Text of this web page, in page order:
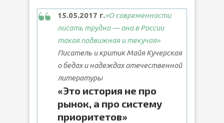
15.05.2017 г.«О современности
писать трудно — она в России
такая подвижная и текучая»
Писатель и критик Майя Кучерская
о бедах и надеждах отечественной
литературы
«Это история не про
рынок, а про систему
приоритетов»